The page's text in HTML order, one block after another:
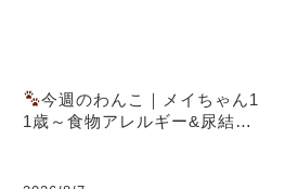
今週のわんこ｜メイちゃん1
1歳～食物アレルギー&尿結石